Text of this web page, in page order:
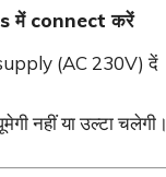
में connect करें
(AC 230V) दें
नहीं या उल्टा चलेगी।